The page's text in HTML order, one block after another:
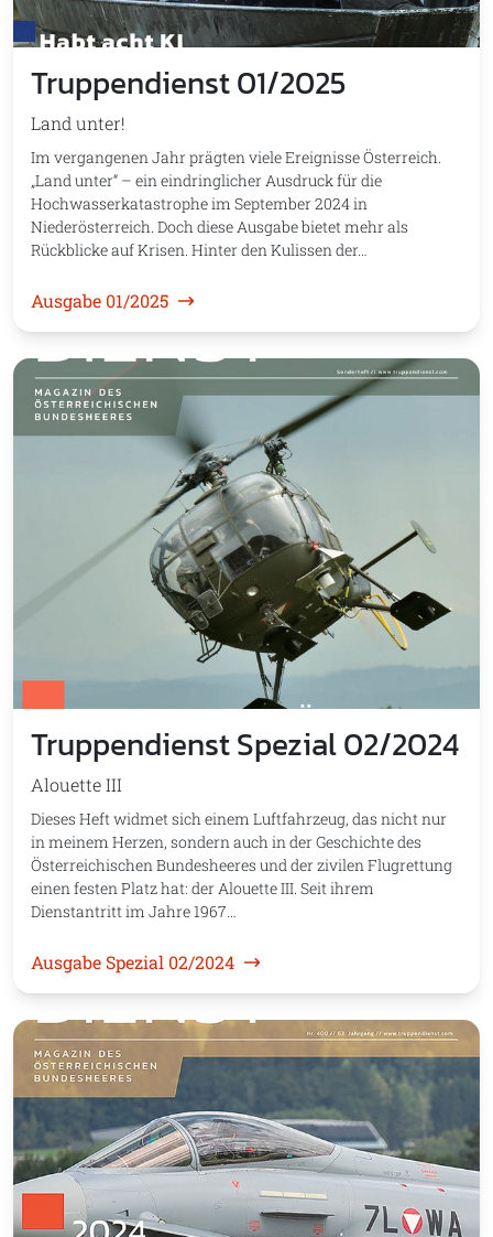
Truppendienst 01/2025
Land unter!
Im vergangenen Jahr prägten viele Ereignisse Österreich.
„Land unter“ – ein eindringlicher Ausdruck für die
Hochwasserkatastrophe im September 2024 in
Niederösterreich. Doch diese Ausgabe bietet mehr als
Rückblicke auf Krisen. Hinter den Kulissen der…
Ausgabe 01/2025
Truppendienst Spezial 02/2024
Alouette III
Dieses Heft widmet sich einem Luftfahrzeug, das nicht nur
in meinem Herzen, sondern auch in der Geschichte des
Österreichischen Bundesheeres und der zivilen Flugrettung
einen festen Platz hat: der Alouette III. Seit ihrem
Dienstantritt im Jahre 1967…
Ausgabe Spezial 02/2024